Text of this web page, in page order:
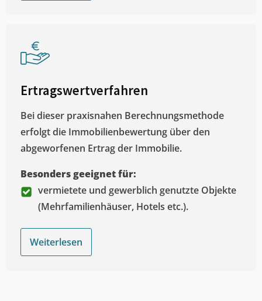
Ertragswertverfahren
Bei dieser praxisnahen Berechnungsmethode
erfolgt die Immobilienbewertung über den
abgeworfenen Ertrag der Immobilie.
Besonders geeignet für:
vermietete und gewerblich genutzte Objekte
(Mehrfamilienhäuser, Hotels etc.).
Weiterlesen